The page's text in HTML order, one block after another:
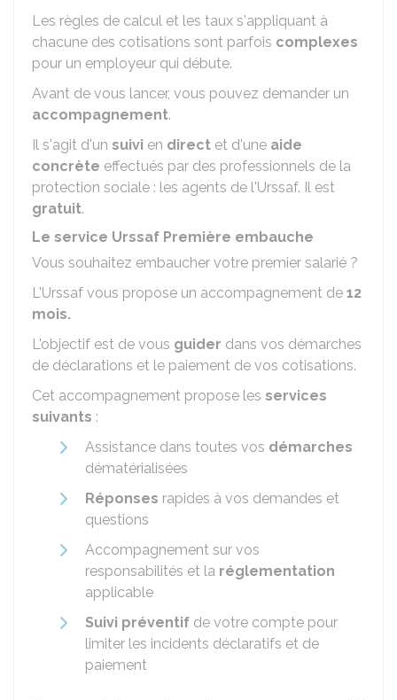
Les règles de calcul et les taux s'appliquant à
chacune des cotisations sont parfois complexes
pour un employeur qui débute.
Avant de vous lancer, vous pouvez demander un
accompagnement.
Il s'agit d'un suivi en direct et d'une aide
concrète effectués par des professionnels de la
protection sociale : les agents de l'Urssaf. Il est
gratuit.
Le service Urssaf Première embauche
Vous souhaitez embaucher votre premier salarié ?
L'Urssaf vous propose un accompagnement de 12
mois.
L'objectif est de vous guider dans vos démarches
de déclarations et le paiement de vos cotisations.
Cet accompagnement propose les services
suivants :
Assistance dans toutes vos démarches
dématérialisées
Réponses rapides à vos demandes et
questions
Accompagnement sur vos
responsabilités et la réglementation
applicable
Suivi préventif de votre compte pour
limiter les incidents déclaratifs et de
paiement